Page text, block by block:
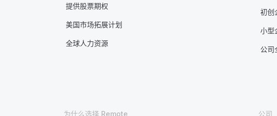
提供股票期权
美国市场拓展计划
全球人力资源
初创
小型
公司
为什么选择 Remote
公司